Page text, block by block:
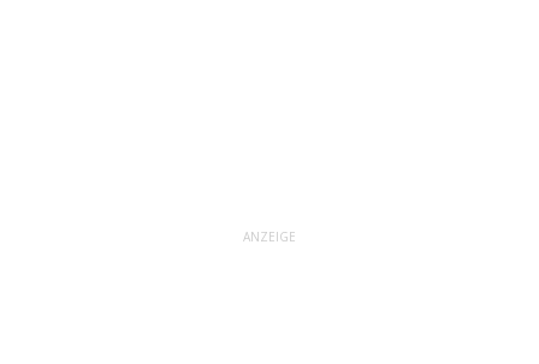
ANZEIGE